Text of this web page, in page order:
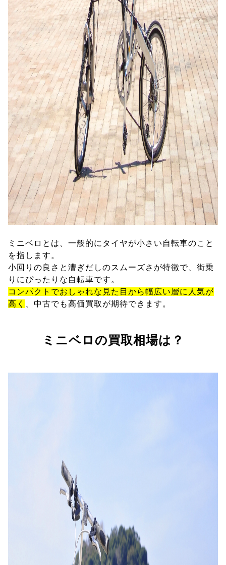
ミニベロとは、一般的にタイヤが小さい自転車のこと
を指します。
小回りの良さと漕ぎだしのスムーズさが特徴で、街乗
りにぴったりな自転車です。
コンパクトでおしゃれな見た目から幅広い層に人気が
高く
、中古でも高価買取が期待できます。
ミニベロの買取相場は？